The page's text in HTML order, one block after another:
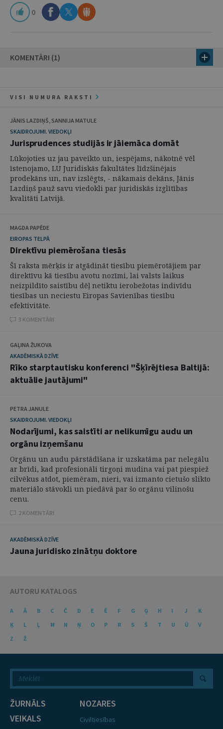
0
KOMENTĀRI (1)
VISI NUMURA RAKSTI
JĀNIS LAZDIŅŠ, SANNIJA MATULE
SKAIDROJUMI. VIEDOKĻI
Jurisprudences studijās ir jāiemāca domāt
Lūkojoties uz jau paveikto un, iespējams, nākotnē vēl
īstenojamo, LU Juridiskās fakultātes līdzšinējais
prodekāns un, nav izslēgts, - nākamais dekāns, Jānis
Lazdiņš pauž savu viedokli par juridiskās izglītības
kvalitāti Latvijā.
MAGDA PAPĒDE
EIROPAS TELPĀ
Direktīvu piemērošana tiesās
Šī raksta mērķis ir atgādināt tiesību piemērotājiem par
direktīvu kā tiesību avotu nozīmi, lai valsts laikus
neizpildīto saistību dēļ netiktu ierobežotas indivīdu
tiesības un neciestu Eiropas Savienības tiesību
efektivitāte.
3 KOMENTĀRI
GAĻINA ŽUKOVA
AKADĒMISKĀ DZĪVE
Rīko starptautisku konferenci "Šķīrējtiesa Baltijā:
aktuālie jautājumi"
PETRA JANULE
SKAIDROJUMI. VIEDOKĻI
Nodarījumi, kas saistīti ar nelikumīgu audu un
orgānu izņemšanu
Orgānu un audu pārstādīšana ir uzskatāma par nelegālu
ar brīdi, kad profesionāli tirgoņi mudina vai pat piespiež
cilvēkus atdot, piemēram, nieri, vai izmanto cietušo slikto
materiālo stāvokli un piedāvā par šo orgānu vilinošu
cenu.
2 KOMENTĀRI
AKADĒMISKĀ DZĪVE
Jauna juridisko zinātņu doktore
AUTORU KATALOGS
A Ā B C Č D E Ē F G Ģ H I J
K
Ķ
L Ļ M N Ņ O P R S Š T U Ū
V
Z
Ž
ŽURNĀLS
VEIKALS
NOZARES
Civiltiesības